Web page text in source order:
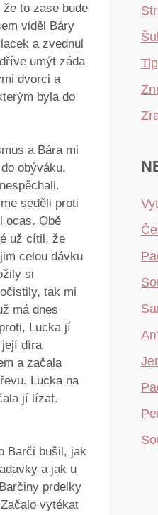
to zase bude
viděl Báry
a zvednul
umýt záda
dvorci a
byla do
a Bára mi
obýváku.
seděli proti
ocas. Obě
už cítil, že
celou dávku
si
tak mi
má dnes
Lucka jí
její díra
a začala
Lucka na
jí lízat.
Barči bušil, jak
a jak u
prdelky
vytékat